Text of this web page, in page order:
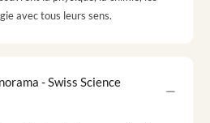
avec tous leurs sens.
- Swiss Science